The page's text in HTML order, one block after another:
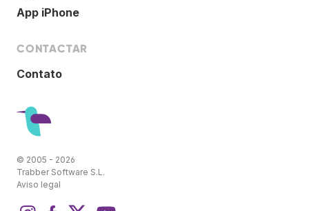
App iPhone
CONTACTAR
Contato
© 2005 - 2026
Trabber Software S.L.
Aviso legal